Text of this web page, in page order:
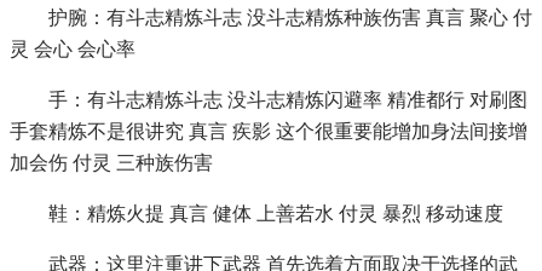
护腕：有斗志精炼斗志 没斗志精炼种族伤害 真言 聚心 付
灵 会心 会心率
手：有斗志精炼斗志 没斗志精炼闪避率 精准都行 对刷图
手套精炼不是很讲究 真言 疾影 这个很重要能增加身法间接增
加会伤 付灵 三种族伤害
鞋：精炼火提 真言 健体 上善若水 付灵 暴烈 移动速度
武器：这里注重讲下武器 首先选着方面取决于选择的武